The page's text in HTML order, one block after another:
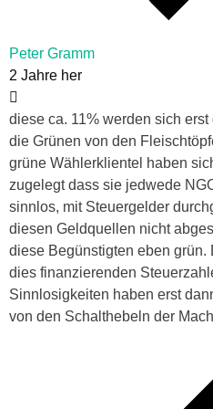
Peter Gramm
2 Jahre her
diese ca. 11% werden sich
die Grünen von den
grüne Wählerklientel haben
zugelegt dass sie jedwede
sinnlos, mit Steuergelder
diesen Geldquellen nicht
diese Begünstigten eben grün.
dies finanzierenden
Sinnlosigkeiten haben erst
von den Schalthebeln der